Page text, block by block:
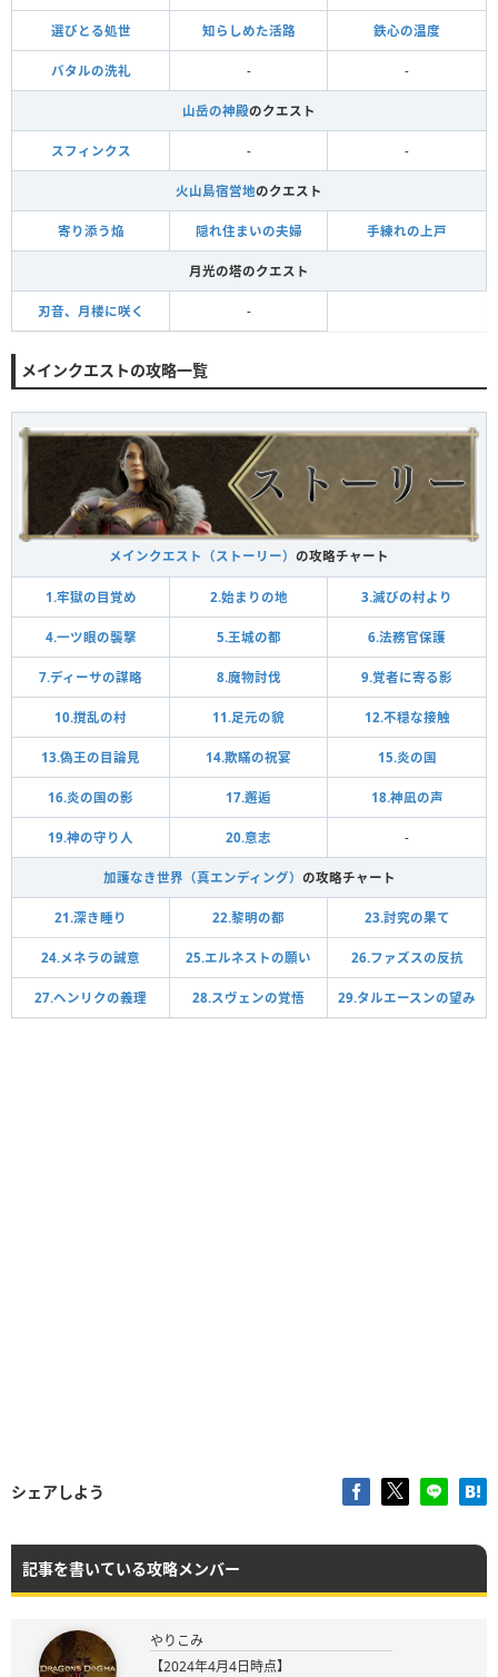
選びとる処世 知らしめた活路 鉄心の温度
バタルの洗礼 - -
山岳の神殿のクエスト
スフィンクス - -
火山島宿営地のクエスト
寄り添う焔 隠れ住まいの夫婦 手練れの上戸
月光の塔のクエスト
刃音、月楼に咲く -
メインクエストの攻略一覧
メインクエスト（ストーリー） の攻略チャート
1.牢獄の目覚め 2.始まりの地 3.滅びの村より
4.一ツ眼の襲撃 5.王城の都 6.法務官保護
7.ディーサの謀略 8.魔物討伐 9.覚者に寄る影
10.撹乱の村 11.足元の貌 12.不穏な接触
13.偽王の目論見 14.欺瞞の祝宴 15.炎の国
16.炎の国の影 17.邂逅 18.神凪の声
19.神の守り人 20.意志 -
加護なき世界（真エンディング） の攻略チャート
21.深き睡り 22.黎明の都 23.討究の果て
24.メネラの誠意 25.エルネストの願い 26.ファズスの反抗
27.ヘンリクの義理 28.スヴェンの覚悟 29.タルエースンの望み
シェアしよう
記事を書いている攻略メンバー
やりこみ
【2024年4月4日時点】